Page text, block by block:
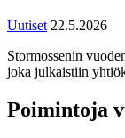
Uutiset 22.5.2026
Stormossenin
joka julkaistiin
Poimintoja